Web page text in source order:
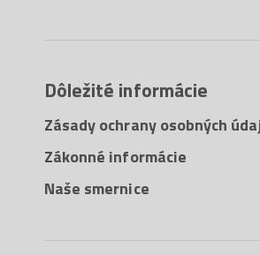
Dôležité informácie
Zásady ochrany osobných
Zákonné informácie
Naše smernice